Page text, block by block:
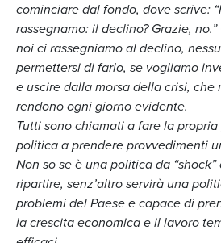
cominciare dal fondo, dove scrive:
rassegnamo: il declino? Grazie,
noi ci rassegniamo al declino,
permettersi di farlo, se vogliamo
e uscire dalla morsa della crisi, che
rendono ogni giorno evidente.
Tutti sono chiamati a fare la
politica a prendere provvedimenti
Non so se è una politica da
ripartire, senz’altro servirà una
problemi del Paese e capace di
la crescita economica e il lavoro